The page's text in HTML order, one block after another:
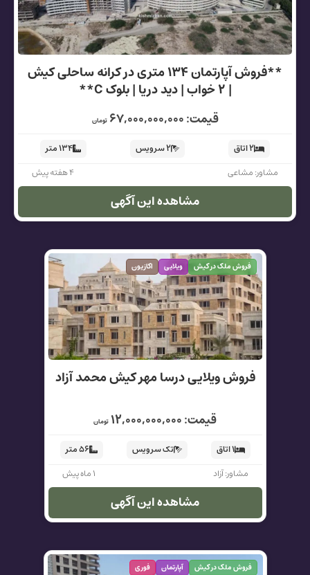
**فروش آپارتمان ۱۳۴ متری در کرانه ساحلی کیش
| ۲ خواب | دید دریا | بلوک C**
قیمت: ۶۷,۰۰۰,۰۰۰,۰۰۰ تومان
۲ اتاق ۲ سرویس
۱۳۴ متر
مشاور: مشاعی
۴ هفته پیش
مشاهده این آگهی
فروش ملک در کیش ویلایی اکازیون
فروش ویلایی درسا مهر کیش محمد آزاد
قیمت: ۱۲,۰۰۰,۰۰۰,۰۰۰ تومان
۱ اتاق تک سرویس
۵۶ متر
مشاور: آزاد
۱ ماه پیش
مشاهده این آگهی
فروش ملک در کیش آپارتمان فوری